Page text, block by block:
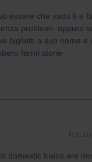
essere che vado lì e
problemi. oppure
biglietti a suo nome e
farmi storie
domestic trains are